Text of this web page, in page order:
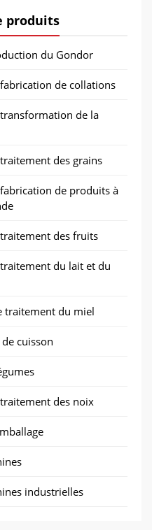
produits
du Gondor
de collations
de la
des grains
de produits à
des fruits
du lait et du
traitement du miel
cuisson
des noix
industrielles